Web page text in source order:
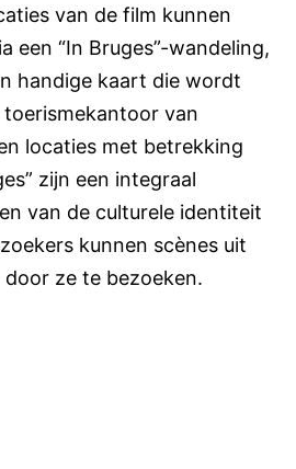
van de film kunnen
een “In Bruges”-wandeling,
handige kaart die wordt
van
locaties met betrekking
zijn een integraal
van de culturele identiteit
kunnen scènes uit
ze te bezoeken.